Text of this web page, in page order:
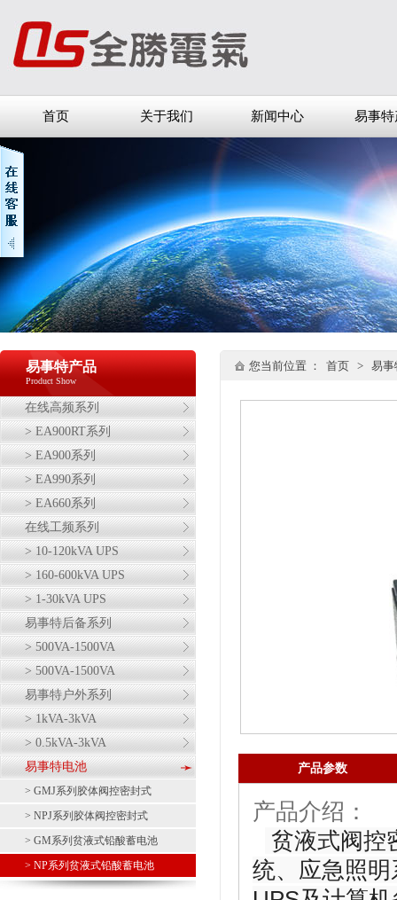
首页 关于我们 新闻中心 易事特
易事特产品
Product Show
在线高频系列
> EA900RT系列
> EA900系列
> EA990系列
> EA660系列
在线工频系列
> 10-120kVA UPS
> 160-600kVA UPS
> 1-30kVA UPS
易事特后备系列
> 500VA-1500VA
> 500VA-1500VA
易事特户外系列
> 1kVA-3kVA
> 0.5kVA-3kVA
易事特电池
> GMJ系列胶体阀控密封式
> NPJ系列胶体阀控密封式
> GM系列贫液式铅酸蓄电池
> NP系列贫液式铅酸蓄电池
您当前位置 ： 首页 > 易事
产品参数
产品介绍：
贫液式阀控
统、应急照